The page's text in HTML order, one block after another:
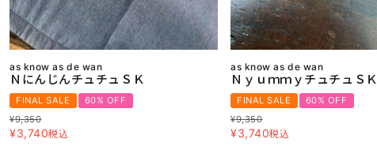
as know as de wan
ＮにんじんチュチュＳＫ
FINAL SALE
60% OFF
¥9,350
¥3,740税込
as know as de wan
ＮｙｕｍｍｙチュチュＳＫ
FINAL SALE
60% OFF
¥9,350
¥3,740税込